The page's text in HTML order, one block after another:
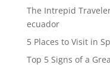
The Intrepid
ecuador
5 Places to Visit in
Top 5 Signs of a